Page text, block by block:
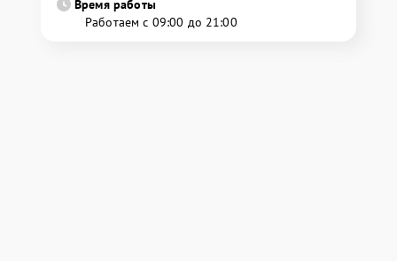
Время работы
Работаем с 09:00 до 21:00